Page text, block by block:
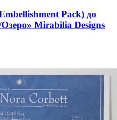
Pack) до
Mirabilia Designs